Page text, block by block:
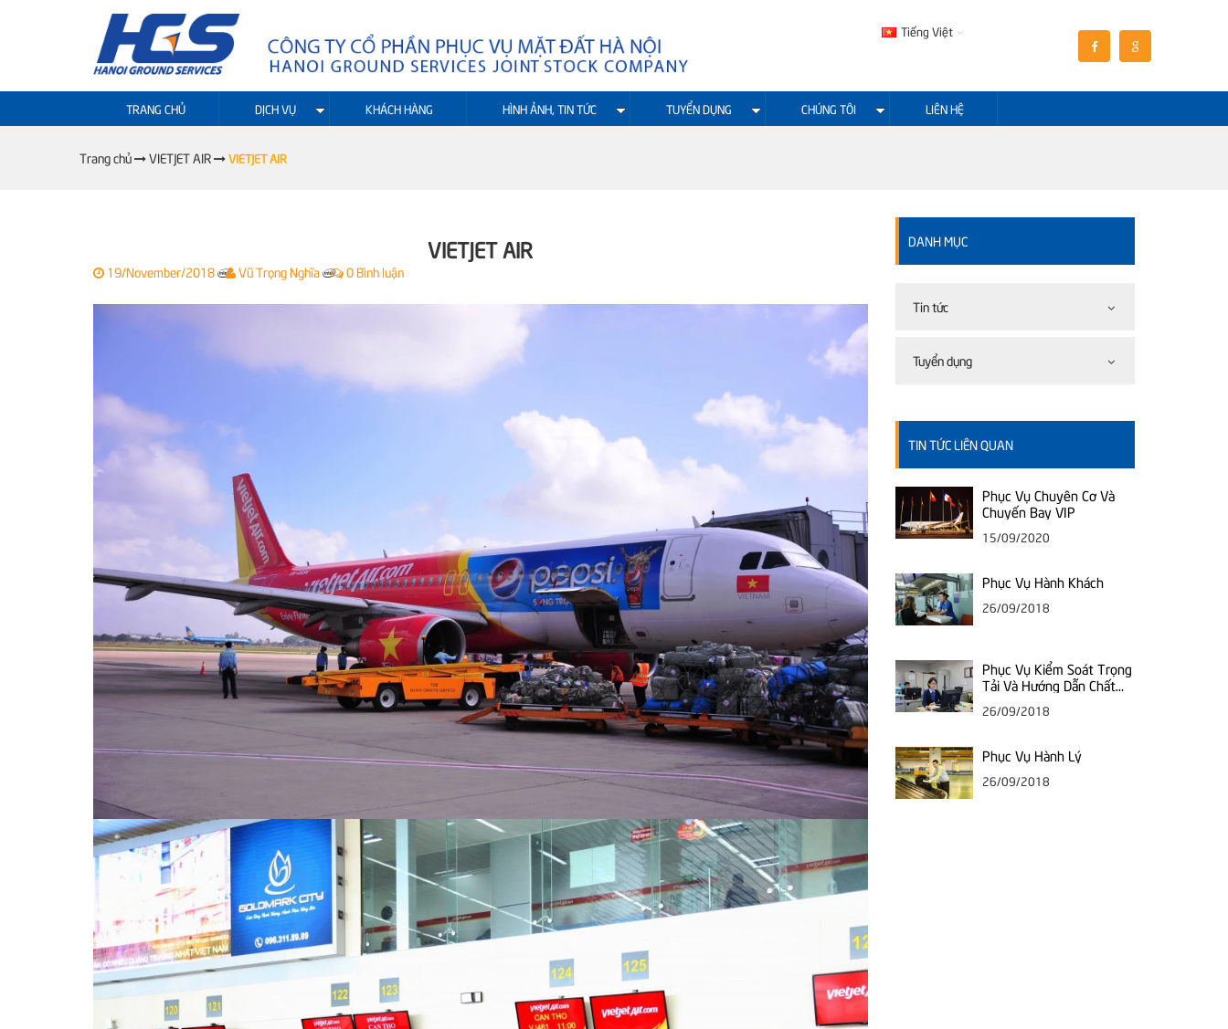
Tiếng Việt
TRANG CHỦ DỊCH VỤ KHÁCH HÀNG HÌNH ẢNH, TIN TỨC TUYỂN DỤNG CHÚNG TÔI LIÊN HỆ
Trang chủ VIETJET AIR VIETJET AIR
VIETJET AIR
19/November/2018| Vũ Trọng Nghĩa| 0 Bình luận
DANH MỤC
Tin tức
Tuyển dụng
TIN TỨC LIÊN QUAN
Phục Vụ Chuyên Cơ Và
Chuyến Bay VIP
15/09/2020
Phục Vụ Hành Khách
26/09/2018
Phục Vụ Kiểm Soát Trọng
Tải Và Hướng Dẫn Chất
26/09/2018
Phục Vụ Hành Lý
26/09/2018